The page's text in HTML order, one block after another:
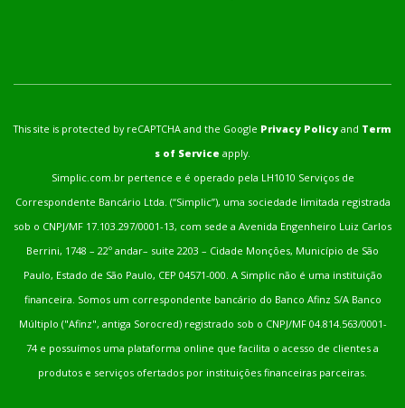
This site is protected by reCAPTCHA and the Google Privacy Policy and Term
s of Service apply.
Simplic.com.br pertence e é operado pela LH1010 Serviços de
Correspondente Bancário Ltda. (“Simplic”), uma sociedade limitada registrada
sob o CNPJ/MF 17.103.297/0001-13, com sede a Avenida Engenheiro Luiz Carlos
Berrini, 1748 – 22º andar– suite 2203 – Cidade Monções, Município de São
Paulo, Estado de São Paulo, CEP 04571-000. A Simplic não é uma instituição
financeira. Somos um correspondente bancário do Banco Afinz S/A Banco
Múltiplo ("Afinz", antiga Sorocred) registrado sob o CNPJ/MF 04.814.563/0001-
74 e possuímos uma plataforma online que facilita o acesso de clientes a
produtos e serviços ofertados por instituições financeiras parceiras.